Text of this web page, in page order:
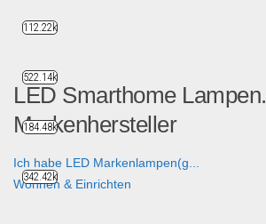
LED Smarthome Lampen.
Markenhersteller
Ich habe LED Markenlampen(g...
Wohnen & Einrichten
112.22k
522.14k
184.48k
342.42k